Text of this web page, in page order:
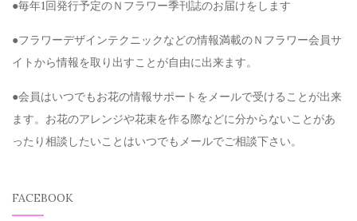
●毎年1回発行予定のＮフラワー季刊誌のお届けをします
●フラワーデザインテクニックなどの情報満載のＮフラワー会員サ
イトから情報を取り出すことが自由に出来ます。
●会員はいつでもお花の情報サポートをメールで受けることが出来
ます。お花のアレンジや花束を作る際などに分からないことがあ
ったり相談したいことはいつでもメールでご相談下さい。
FACEBOOK